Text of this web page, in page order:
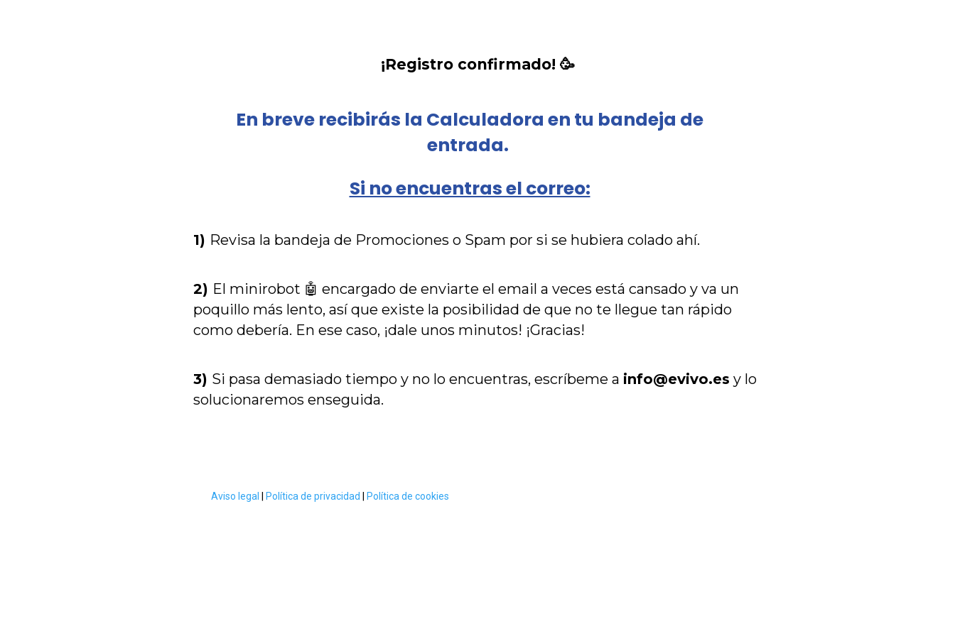
¡Registro confirmado! 🥳
En breve recibirás la Calculadora en tu bandeja de
entrada.
Si no encuentras el correo:
1) Revisa la bandeja de Promociones o Spam por si se hubiera colado ahí.
2) El minirobot 🤖 encargado de enviarte el email a veces está cansado y va un
poquillo más lento, así que existe la posibilidad de que no te llegue tan rápido
como debería. En ese caso, ¡dale unos minutos! ¡Gracias!
3) Si pasa demasiado tiempo y no lo encuentras, escríbeme a info@evivo.es y lo
solucionaremos enseguida.
Aviso legal Política de privacidad Política de cookies